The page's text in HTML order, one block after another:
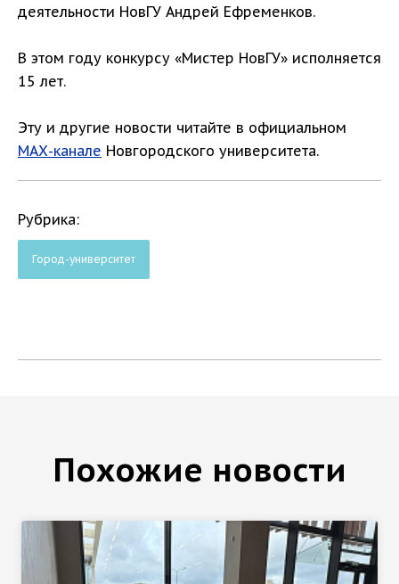
деятельности НовГУ Андрей Ефременков.
В этом году конкурсу «Мистер НовГУ» исполняется
15 лет.
Эту и другие новости читайте в официальном
МАХ-канале Новгородского университета.
Рубрика:
Город-университет
Похожие новости